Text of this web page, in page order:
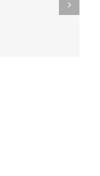
EMBL